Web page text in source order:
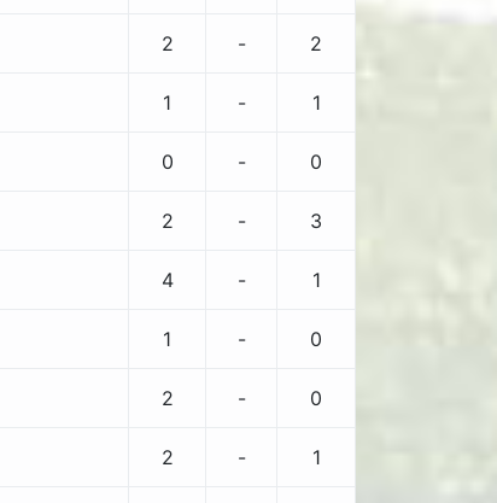
2 - 2
1 - 1
0 - 0
2 - 3
4 - 1
1 - 0
2 - 0
2 - 1